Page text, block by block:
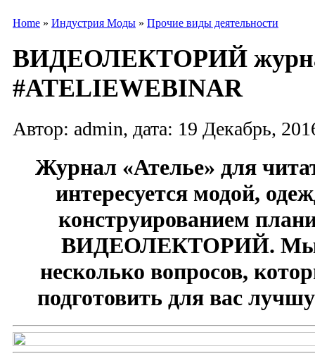
Home » Индустрия Моды » Прочие виды деятельности
ВИДЕОЛЕКТОРИЙ
#ATELIEWEBINAR
Автор: admin, дата: 19 Декабрь,
Журнал «Ателье» для
интересуется модой,
конструированием
ВИДЕОЛЕКТОРИЙ. Мы
несколько вопросов,
подготовить для вас